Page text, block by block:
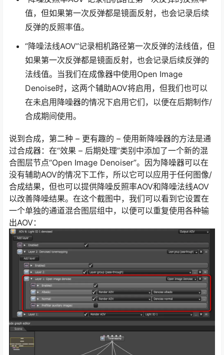
值，但如果第一次反弹都是镜面反射，也会记录后续
反弹的反照率值。
“降噪法线AOV”记录相机路径第一次反弹的法线值，但
如果第一次反弹都是镜面反射，也会记录后续反弹的
法线值。当我们在成像器中使用Open Image
Denoise时，这两个辅助AOV将启用，但我们也可以
在未启用降噪器的情况下启用它们，以便在后期制作/
合成期间使用。
说到合成，第二种 – 更有趣的 – 使用新降噪器的方法是通
过合成器：在“效果 – 后期处理”类别中添加了一个新的混
合图层节点“Open Image Denoiser”。因为降噪器可以在
没有辅助AOV的情况下工作，所以它可以应用于任何图像/
合成结果，但也可以提供降噪反照率AOV和降噪法线AOV
以改善降噪结果。在这个截图中，我们可以看到它设置在
一个单独的通道混合图层组中，以便可以重复使用各种输
出AOV：